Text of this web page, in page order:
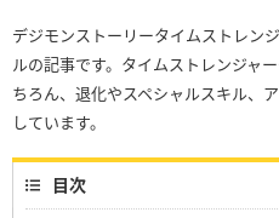
デジモンストーリータイムストレン
ルの記事です。タイムストレンジャ
ちろん、退化やスペシャルスキル、
しています。
目次